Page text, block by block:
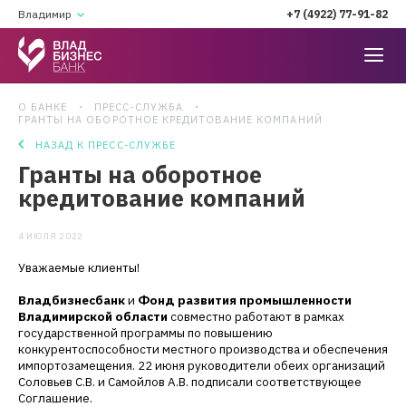
Владимир +7 (4922) 77-91-82
О БАНКЕ
ПРЕСС-СЛУЖБА
ГРАНТЫ НА ОБОРОТНОЕ КРЕДИТОВАНИЕ КОМПАНИЙ
НАЗАД К ПРЕСС-СЛУЖБЕ
Гранты на оборотное
кредитование компаний
4 ИЮЛЯ 2022
Уважаемые клиенты!
Владбизнесбанки Фонд развития промышленности
Владимирской области совместно работают в рамках
государственной программы по повышению
конкурентоспособности местного производства и обеспечения
импортозамещения. 22 июня руководители обеих организаций
Соловьев С.В. и Самойлов А.В. подписали соответствующее
Соглашение.